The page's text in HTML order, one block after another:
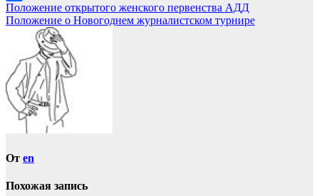
Отправить
Навигация
по
записям
Положение открытого женского первенства АДД
Положение о Новогоднем журналистском турнире
От en
Похожая запись